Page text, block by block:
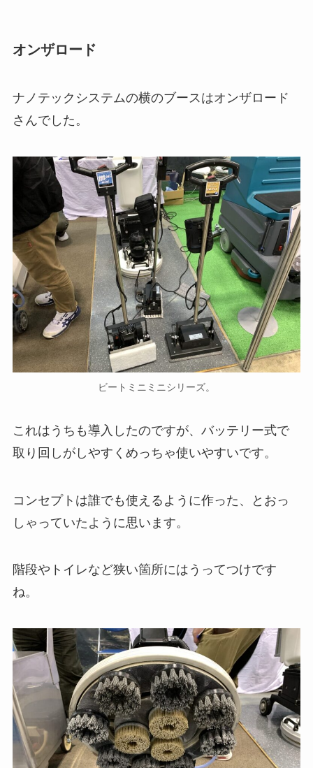
オンザロード
ナノテックシステムの横のブースはオンザロード
さんでした。
ビートミニミニシリーズ。
これはうちも導入したのですが、バッテリー式で
取り回しがしやすくめっちゃ使いやすいです。
コンセプトは誰でも使えるように作った、とおっ
しゃっていたように思います。
階段やトイレなど狭い箇所にはうってつけです
ね。